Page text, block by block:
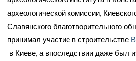
археологической комиссии,
Славянского благотворительного
принимал участие в строительстве
в Киеве, а впоследствии даже был